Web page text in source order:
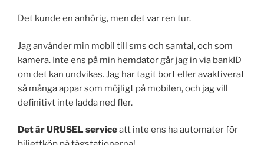
Det kunde en anhörig, men det var ren tur.
Jag använder min mobil till sms och samtal, och som
kamera. Inte ens på min hemdator går jag in via bankID
om det kan undvikas. Jag har tagit bort eller avaktiverat
så många appar som möjligt på mobilen, och jag vill
definitivt inte ladda ned fler.
Det är URUSEL serviceatt inte ens ha automater för